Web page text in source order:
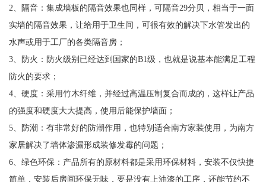
2、隔音：集成墙板的隔音效果也同样，可隔音29分贝，相当于一面
实墙的隔音效果，让给用于卫生间，可很有效的解决下水管发出的
水声或用于工厂的各类隔音房；
3、防火：防火级别已经达到国家的B1级，也就是说基本能满足工程
防火的要求；
4、硬度：采用竹木纤维，并经过高温压制复合而成的，这样让产品
的强度和硬度大大提高，使用后能保护墙面；
5、防潮：有非常好的防潮作用，也特别适合南方家装使用，为南方
家居解决了墙体渗漏形成装修发霉的问题；
6、绿色环保：产品所有的原材料都是采用环保材料，安装不仅快捷
简单，安装后房间环保无味，要是没有上油漆的工序，还能节约不